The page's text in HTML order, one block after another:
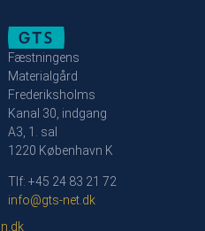
Fæstningens
Materialgård
Frederiksholms
Kanal 30, indgang
A3, 1. sal
1220 København K
Tlf: +45 24 83 21 72
info@gts-net.dk